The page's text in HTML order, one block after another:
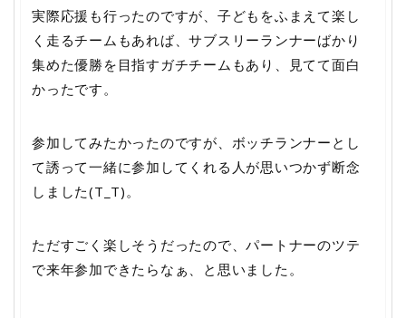
実際応援も行ったのですが、子どもをふまえて楽し
く走るチームもあれば、サブスリーランナーばかり
集めた優勝を目指すガチチームもあり、見てて面白
かったです。
参加してみたかったのですが、ボッチランナーとし
て誘って一緒に参加してくれる人が思いつかず断念
しました(T_T)。
ただすごく楽しそうだったので、パートナーのツテ
で来年参加できたらなぁ、と思いました。